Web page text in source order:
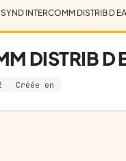
SYND INTERCOMM DISTRIB D
DISTRIB D
Créée en